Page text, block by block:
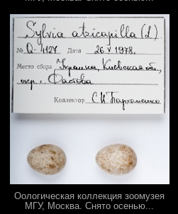
Оологическая коллекция зоомузея
МГУ, Москва. Снято осенью...